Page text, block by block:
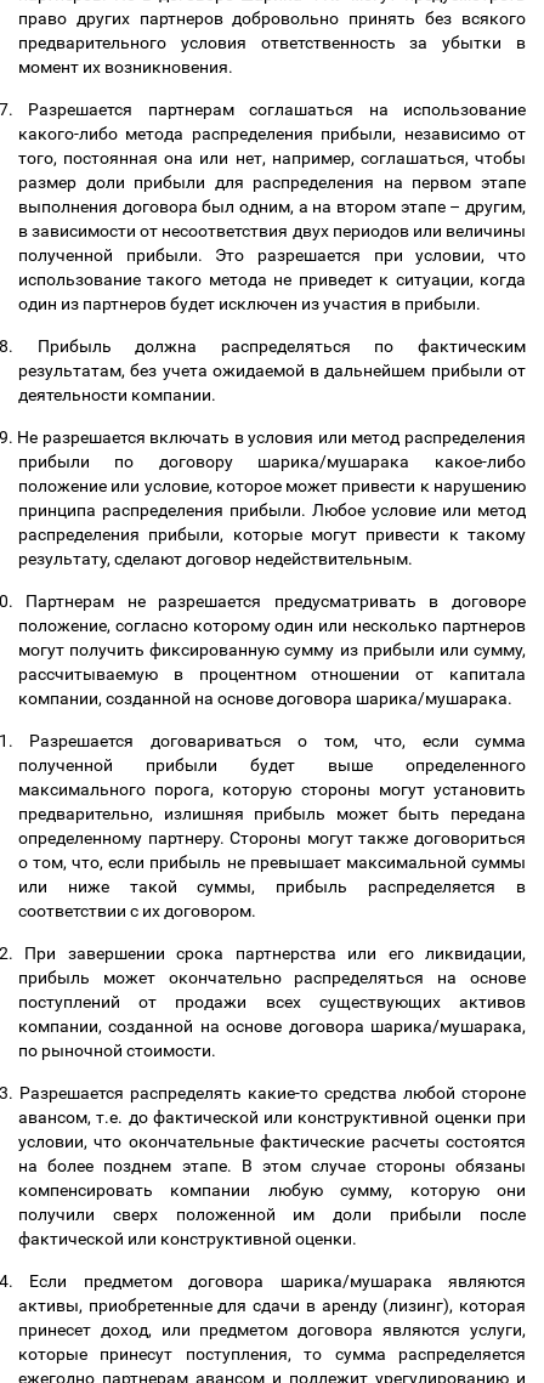
право других партнеров добровольно принять без всякого
предварительного условия ответственность за убытки в
момент их возникновения.
Разрешается партнерам соглашаться на использование
какого-либо метода распределения прибыли, независимо от
того, постоянная она или нет, например, соглашаться, чтобы
размер доли прибыли для распределения на первом этапе
выполнения договора был одним, а на втором этапе – другим,
в зависимости от несоответствия двух периодов или величины
полученной прибыли. Это разрешается при условии, что
использование такого метода не приведет к ситуации, когда
один из партнеров будет исключен из участия в прибыли.
Прибыль должна распределяться по фактическим
результатам, без учета ожидаемой в дальнейшем прибыли от
деятельности компании.
Не разрешается включать в условия или метод распределения
прибыли по договору шарика/мушарака какое-либо
положение или условие, которое может привести к нарушению
принципа распределения прибыли. Любое условие или метод
распределения прибыли, которые могут привести к такому
результату, сделают договор недействительным.
Партнерам не разрешается предусматривать в договоре
положение, согласно которому один или несколько партнеров
могут получить фиксированную сумму из прибыли или сумму,
рассчитываемую в процентном отношении от капитала
компании, созданной на основе договора шарика/мушарака.
Разрешается договариваться о том, что, если сумма
полученной прибыли будет выше определенного
максимального порога, которую стороны могут установить
предварительно, излишняя прибыль может быть передана
определенному партнеру. Стороны могут также договориться
о том, что, если прибыль не превышает максимальной суммы
или ниже такой суммы, прибыль распределяется в
соответствии с их договором.
При завершении срока партнерства или его ликвидации,
прибыль может окончательно распределяться на основе
поступлений от продажи всех существующих активов
компании, созданной на основе договора шарика/мушарака,
по рыночной стоимости.
Разрешается распределять какие-то средства любой стороне
авансом, т.е. до фактической или конструктивной оценки при
условии, что окончательные фактические расчеты состоятся
на более позднем этапе. В этом случае стороны обязаны
компенсировать компании любую сумму, которую они
получили сверх положенной им доли прибыли после
фактической или конструктивной оценки.
Если предметом договора шарика/мушарака являются
активы, приобретенные для сдачи в аренду (лизинг), которая
принесет доход, или предметом договора являются услуги,
которые принесут поступления, то сумма распределяется
ежегодно партнерам авансом и подлежит урегулированию и